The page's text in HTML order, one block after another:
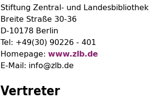
Stiftung Zentral- und
Breite Straße 30-36
D-10178 Berlin
Tel: +49(30) 90226 - 401
Homepage: www.zlb.de
E-Mail: info@zlb.de
Vertreter